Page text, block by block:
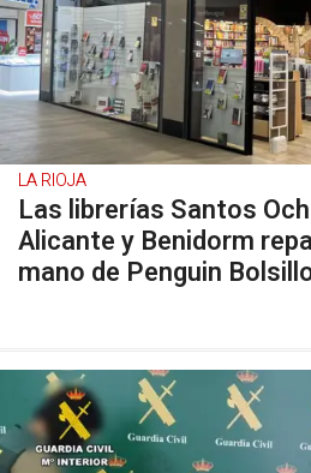
LA RIOJA
Las librerías Santos
Alicante y Benidorm
mano de Penguin